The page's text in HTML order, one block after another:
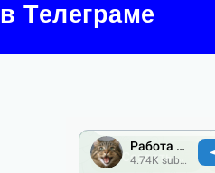
в Телеграме